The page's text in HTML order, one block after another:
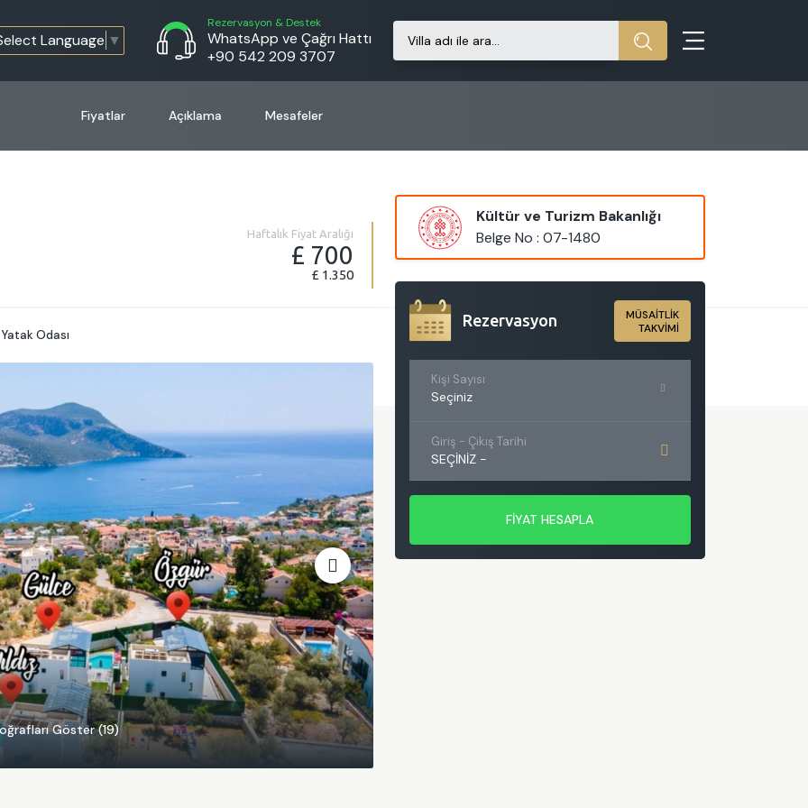
Language ▼
Rezervasyon & Destek
WhatsApp ve Çağrı Hattı
+90 542 209 3707
Fiyatlar Açıklama Mesafeler
Haftalık Fiyat Aralığı
£ 700
£ 1.350
Odası
Göster (19)
Kültür ve Turizm Bakanlığı
Belge No : 07-1480
Rezervasyon
MÜSAİTLİK
TAKVİMİ
Kişi Sayısı
Seçiniz
Giriş - Çıkış Tarihi
SEÇINIZ -
FİYAT HESAPLA